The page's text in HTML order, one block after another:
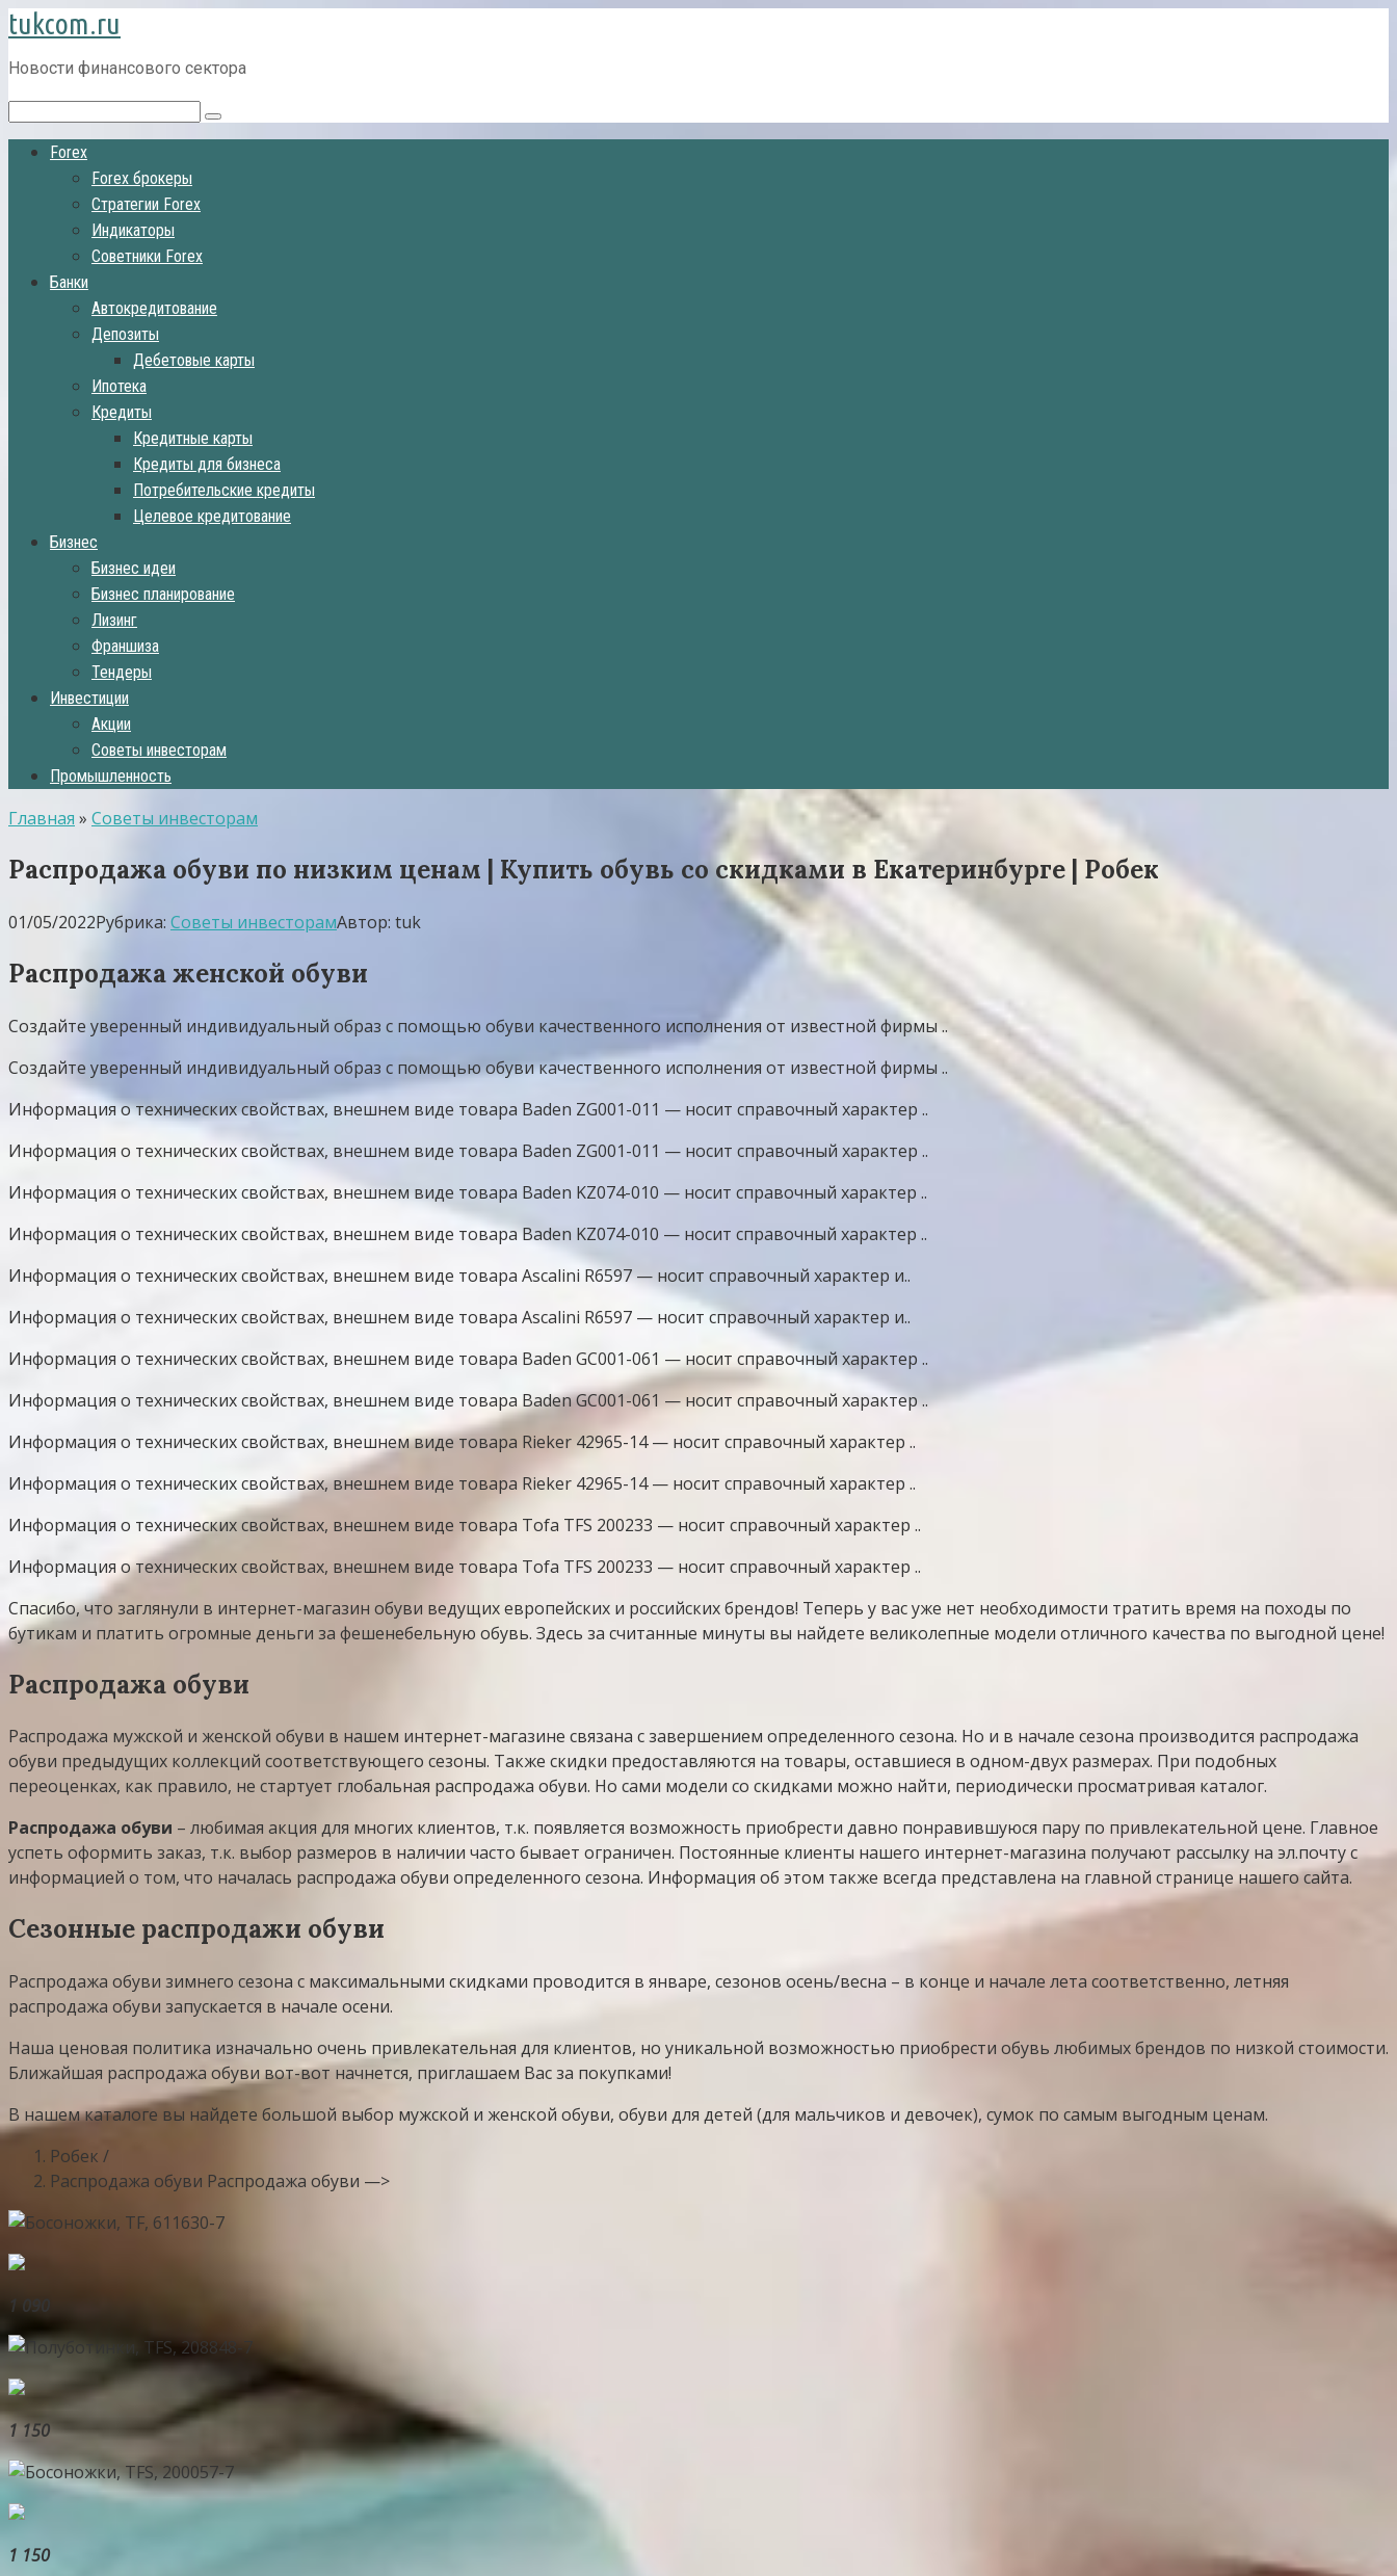
Перейти
к
контенту
tukcom.ru
Новости финансового сектора
Поиск:
Forex
Forex брокеры
Стратегии Forex
Индикаторы
Советники Forex
Банки
Автокредитование
Депозиты
Дебетовые карты
Ипотека
Кредиты
Кредитные карты
Кредиты для бизнеса
Потребительские кредиты
Целевое кредитование
Бизнес
Бизнес идеи
Бизнес планирование
Лизинг
Франшиза
Тендеры
Инвестиции
Акции
Советы инвесторам
Промышленность
Главная » Советы инвесторам
Распродажа обуви по низким ценам | Купить обувь со скидками в Екатеринбурге | Робек
01/05/2022Рубрика: Советы инвесторамАвтор: tuk
Распродажа женской обуви
Создайте уверенный индивидуальный образ с помощью обуви качественного исполнения от известной фирмы ..
Создайте уверенный индивидуальный образ с помощью обуви качественного исполнения от известной фирмы ..
Информация о технических свойствах, внешнем виде товара Baden ZG001-011 — носит справочный характер ..
Информация о технических свойствах, внешнем виде товара Baden ZG001-011 — носит справочный характер ..
Информация о технических свойствах, внешнем виде товара Baden KZ074-010 — носит справочный характер ..
Информация о технических свойствах, внешнем виде товара Baden KZ074-010 — носит справочный характер ..
Информация о технических свойствах, внешнем виде товара Ascalini R6597 — носит справочный характер и..
Информация о технических свойствах, внешнем виде товара Ascalini R6597 — носит справочный характер и..
Информация о технических свойствах, внешнем виде товара Baden GC001-061 — носит справочный характер ..
Информация о технических свойствах, внешнем виде товара Baden GC001-061 — носит справочный характер ..
Информация о технических свойствах, внешнем виде товара Rieker 42965-14 — носит справочный характер ..
Информация о технических свойствах, внешнем виде товара Rieker 42965-14 — носит справочный характер ..
Информация о технических свойствах, внешнем виде товара Tofa TFS 200233 — носит справочный характер ..
Информация о технических свойствах, внешнем виде товара Tofa TFS 200233 — носит справочный характер ..
Спасибо, что заглянули в интернет-магазин обуви ведущих европейских и российских брендов! Теперь у вас уже нет необходимости тратить время на походы по
бутикам и платить огромные деньги за фешенебельную обувь. Здесь за считанные минуты вы найдете великолепные модели отличного качества по выгодной цене!
Распродажа обуви
Распродажа мужской и женской обуви в нашем интернет-магазине связана с завершением определенного сезона. Но и в начале сезона производится распродажа
обуви предыдущих коллекций соответствующего сезоны. Также скидки предоставляются на товары, оставшиеся в одном-двух размерах. При подобных
переоценках, как правило, не стартует глобальная распродажа обуви. Но сами модели со скидками можно найти, периодически просматривая каталог.
Распродажа обуви – любимая акция для многих клиентов, т.к. появляется возможность приобрести давно понравившуюся пару по привлекательной цене. Главное
успеть оформить заказ, т.к. выбор размеров в наличии часто бывает ограничен. Постоянные клиенты нашего интернет-магазина получают рассылку на эл.почту с
информацией о том, что началась распродажа обуви определенного сезона. Информация об этом также всегда представлена на главной странице нашего сайта.
Сезонные распродажи обуви
Распродажа обуви зимнего сезона с максимальными скидками проводится в январе, сезонов осень/весна – в конце и начале лета соответственно, летняя
распродажа обуви запускается в начале осени.
Наша ценовая политика изначально очень привлекательная для клиентов, но уникальной возможностью приобрести обувь любимых брендов по низкой стоимости.
Ближайшая распродажа обуви вот-вот начнется, приглашаем Вас за покупками!
В нашем каталоге вы найдете большой выбор мужской и женской обуви, обуви для детей (для мальчиков и девочек), сумок по самым выгодным ценам.
Робек /
Распродажа обуви Распродажа обуви —>
1 090
1 150
1 150